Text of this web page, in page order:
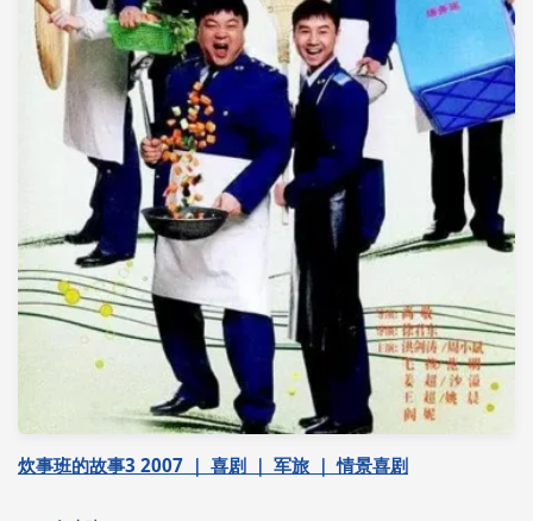
炊事班的故事3 2007 ｜ 喜剧 ｜ 军旅 ｜ 情景喜剧